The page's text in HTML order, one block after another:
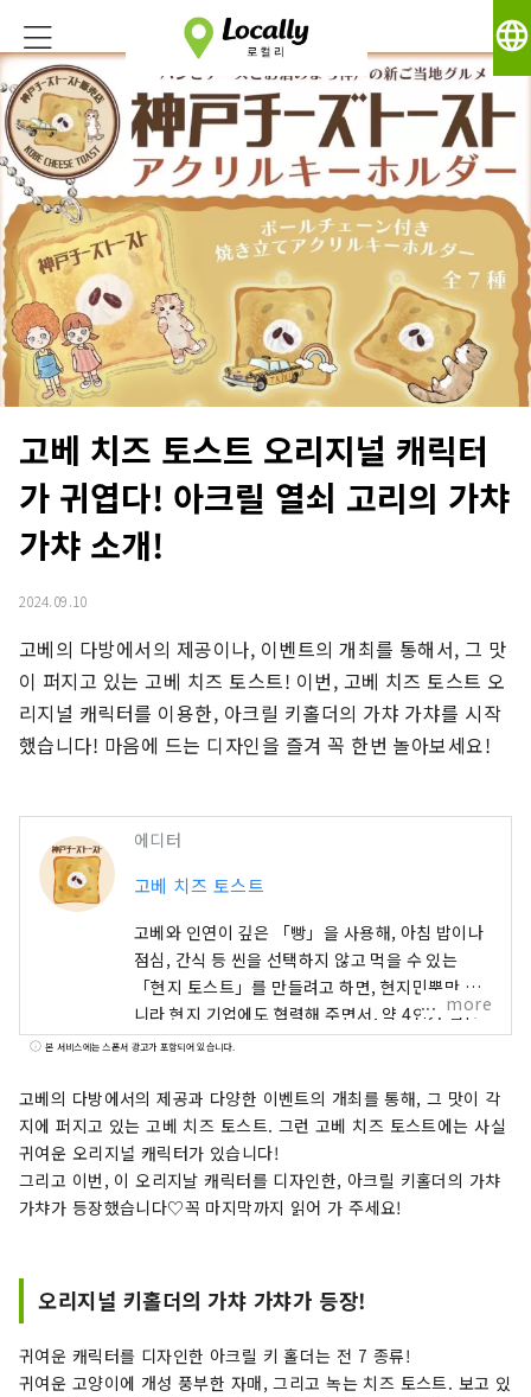
language
고베 치즈 토스트 오리지널 캐릭터
가 귀엽다! 아크릴 열쇠 고리의 가챠
가챠 소개!
2024.09.10
고베의 다방에서의 제공이나, 이벤트의 개최를 통해서, 그 맛
이 퍼지고 있는 고베 치즈 토스트! 이번, 고베 치즈 토스트 오
리지널 캐릭터를 이용한, 아크릴 키홀더의 가챠 가챠를 시작
했습니다! 마음에 드는 디자인을 즐겨 꼭 한번 놀아보세요!
에디터
고베 치즈 토스트
고베와 인연이 깊은 「빵」을 사용해, 아침 밥이나
점심, 간식 등 씬을 선택하지 않고 먹을 수 있는
「현지 토스트」를 만들려고 하면, 현지민뿐만 아
니라 현지 기업에도 협력해 주면서, 약 4인가 월간
에 걸쳐 「독창성이 있는 치즈 토스트와의 편성」
의 재료가 최종 후보로 선택되었습니다. 약 20일간
고베의 거리의 사람들의 목소리를 모은 총선거를
실시해, 3개의 토스트 중에서 선택된 것은 「술배
추 치즈 토스트」! 「의외의 콜라보레이션이지만
맛있다」 「한 번 먹으면 빠졌다」 「집에서도 만
베의 음식점이나 다방 등에서 먹을 수 있도록 전개
해 갑니다.
more
본 서비스에는 스폰서 광고가 포함되어 있습니다.
고베의 다방에서의 제공과 다양한 이벤트의 개최를 통해, 그 맛이 각
지에 퍼지고 있는 고베 치즈 토스트. 그런 고베 치즈 토스트에는 사실
귀여운 오리지널 캐릭터가 있습니다!
그리고 이번, 이 오리지날 캐릭터를 디자인한, 아크릴 키홀더의 가챠
가챠가 등장했습니다♡꼭 마지막까지 읽어 가 주세요!
오리지널 키홀더의 가챠 가챠가 등장!
귀여운 캐릭터를 디자인한 아크릴 키 홀더는 전 7 종류!
귀여운 고양이에 개성 풍부한 자매, 그리고 녹는 치즈 토스트. 보고 있